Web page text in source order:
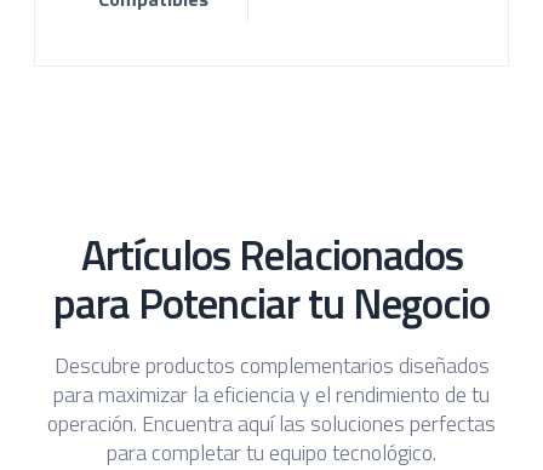
Artículos Relacionados
para Potenciar tu Negocio
Descubre productos complementarios diseñados
para maximizar la eficiencia y el rendimiento de tu
operación. Encuentra aquí las soluciones perfectas
para completar tu equipo tecnológico.